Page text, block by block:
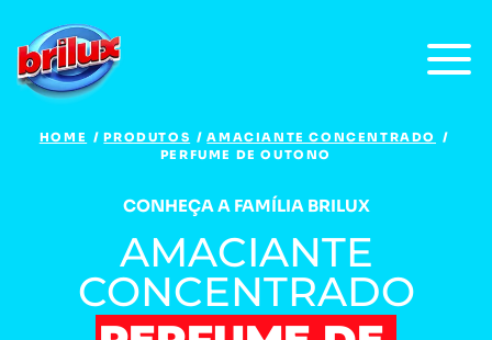
HOME PRODUTOS
AMACIANTE CONCENTRADO
PERFUME DE OUTONO
CONHEÇA A FAMÍLIA BRILUX
AMACIANTE
CONCENTRADO